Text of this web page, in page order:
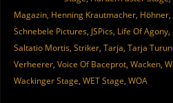
Magazin, Henning Krautmacher, Höhner,
Schnebele Pictures, JSPics, Life Of Agony,
Saltatio Mortis, Striker, Tarja, Tarja
Verheerer, Voice Of Baceprot, Wacken,
Wackinger Stage, WET Stage, WOA